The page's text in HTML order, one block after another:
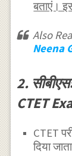
बताएं।
Also
Neena
2.
CTET
CTET
दिया